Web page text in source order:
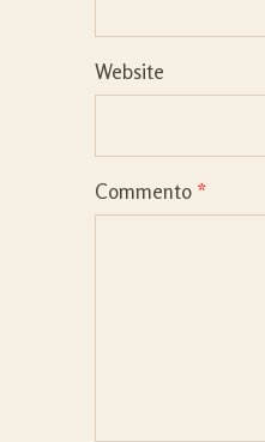
Website
Commento *